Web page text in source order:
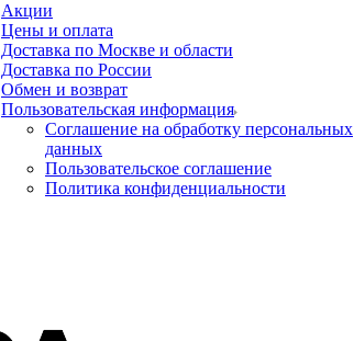
Акции
Цены и оплата
Доставка по Москве и области
Доставка по России
Обмен и возврат
Пользовательская информация
Соглашение на обработку персональных
данных
Пользовательское соглашение
Политика конфиденциальности